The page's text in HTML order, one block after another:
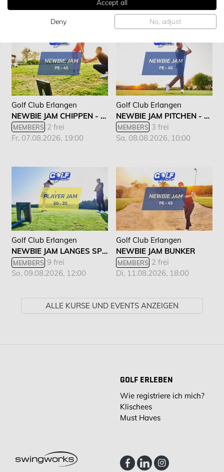
WEITERE KURSE
Golf Club Erlangen
NEWBIE JAM CHIPPEN - LANG
MEMBERS 2 frei
Fr, 07.08.2026, 19:00
Golf Club Erlangen
NEWBIE JAM PITCHEN - LANG
MEMBERS 3 frei
Sa, 08.08.2026, 10:00
Golf Club Erlangen
NEWBIE JAM LANGES SPIEL
MEMBERS 9 frei
So, 09.08.2026, 12:00
Golf Club Erlangen
NEWBIE JAM BUNKER
MEMBERS 2 frei
Di, 11.08.2026, 18:00
ALLE KURSE UND EVENTS ANZEIGEN
GOLF ERLEBEN
Wie registriere ich mich?
Klischees
Must Haves
Accept all
Deny No, adjust